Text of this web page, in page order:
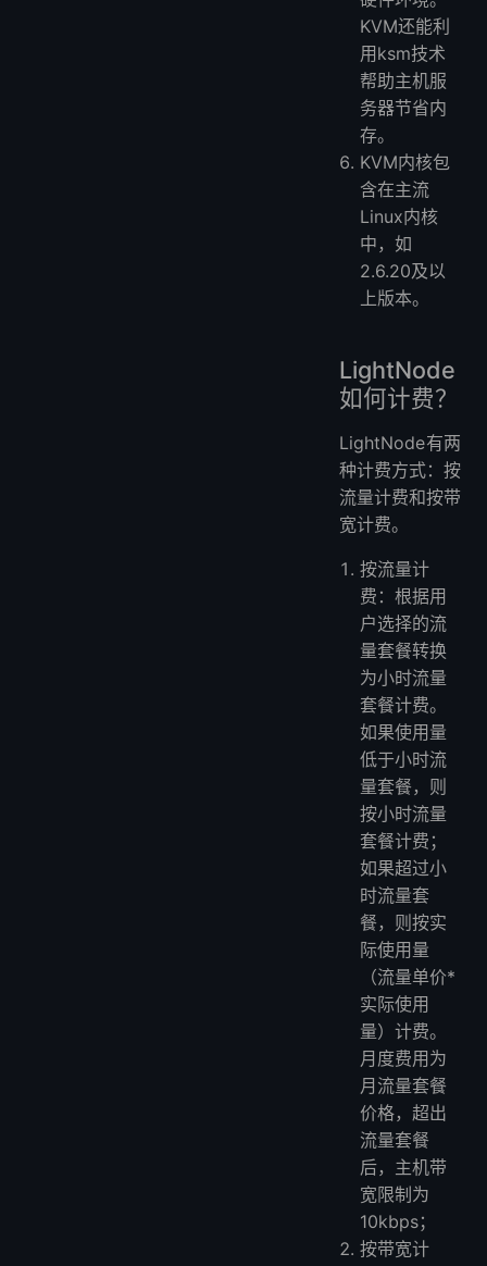
KVM还能利
用ksm技术
帮助主机服
务器节省内
存。
KVM内核包
含在主流
Linux内核
中，如
2.6.20及以
上版本。
LightNode
如何计费？
LightNode有两
种计费方式：按
流量计费和按带
宽计费。
按流量计
费：根据用
户选择的流
量套餐转换
为小时流量
套餐计费。
如果使用量
低于小时流
量套餐，则
按小时流量
套餐计费；
如果超过小
时流量套
餐，则按实
际使用量
（流量单价*
实际使用
量）计费。
月度费用为
月流量套餐
价格，超出
流量套餐
后，主机带
宽限制为
10kbps；
按带宽计